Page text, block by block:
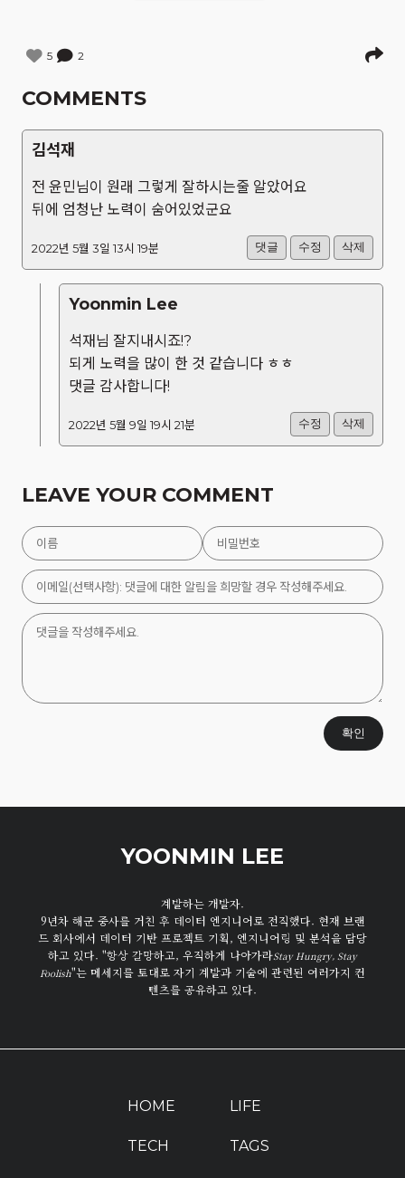
5 2
COMMENTS
김석재
전 윤민님이 원래 그렇게 잘하시는줄 알았어요
뒤에 엄청난 노력이 숨어있었군요
2022년 5월 3일 13시 19분 댓글 수정 삭제
Yoonmin Lee
석재님 잘지내시죠!?
되게 노력을 많이 한 것 같습니다 ㅎㅎ
댓글 감사합니다!
2022년 5월 9일 19시 21분 수정 삭제
LEAVE YOUR COMMENT
확인
YOONMIN LEE
계발하는 개발자.
9년차 해군 중사를 거친 후 데이터 엔지니어로 전직했다. 현재 브랜
드 회사에서 데이터 기반 프로젝트 기획, 엔지니어링 및 분석을 담당
하고 있다. "항상 갈망하고, 우직하게 나아가라Stay Hungry, Stay
Foolish"는 메세지를 토대로 자기 계발과 기술에 관련된 여러가지 컨
텐츠를 공유하고 있다.
HOME LIFE
TECH TAGS